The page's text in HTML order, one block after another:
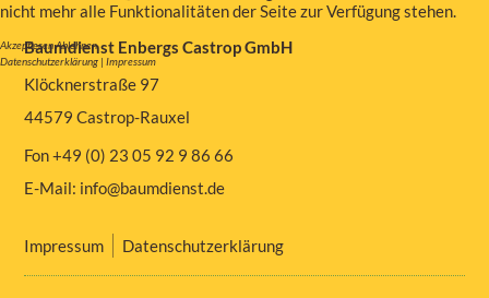
Baumdienst Enbergs Castrop GmbH
Klöcknerstraße 97
44579 Castrop-Rauxel
Fon +49 (0) 23 05 92 9 86 66
E-Mail: info@baumdienst.de
Impressum Datenschutzerklärung
nicht mehr alle Funktionalitäten der Seite zur Verfügung stehen.
AkzeptierenAblehnen
Datenschutzerklärung | Impressum